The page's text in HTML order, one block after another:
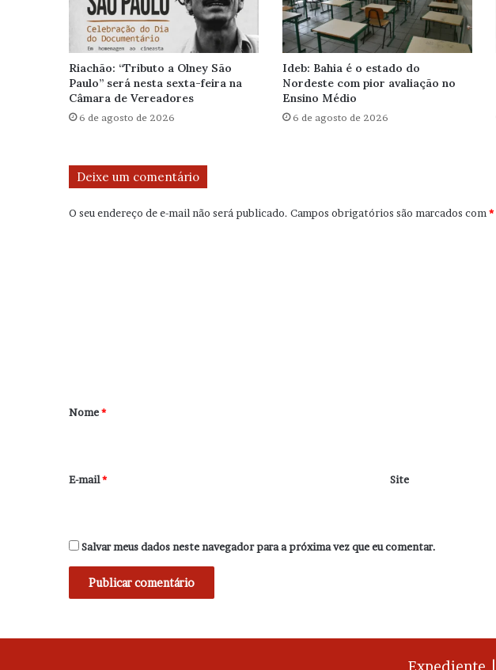
Riachão: “Tributo a Olney São
Paulo” será nesta sexta-feira na
Câmara de Vereadores
6 de agosto de 2026
Ideb: Bahia é o estado do
Nordeste com pior avaliação no
Ensino Médio
6 de agosto de 2026
Deixe um comentário
O seu endereço de e-mail não será publicado. Campos obrigatórios são marcados com*
r
*
Nome*
E-mail* Site
Salvar meus dados neste navegador para a próxima vez que eu comentar.